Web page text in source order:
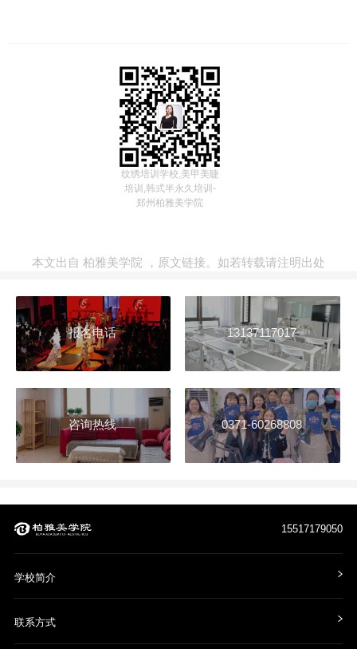
纹绣培训学校,美甲美睫
培训,韩式半永久培训-
郑州柏雅美学院
本文出自 柏雅美学院 ， 原文链接。如若转载请注明出处
报名电话 13137117017
咨询热线 0371-60268808
15517179050
学校简介
联系方式